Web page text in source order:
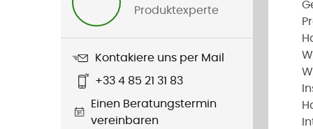
Produktexperte
Kontakiere uns per Mail
+33 4 85 21 31 83
Einen Beratungstermin
vereinbaren